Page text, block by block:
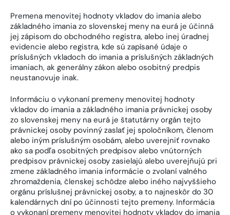
Premena menovitej hodnoty vkladov do imania alebo
základného imania zo slovenskej meny na eurá je účinná
jej zápisom do obchodného registra, alebo inej úradnej
evidencie alebo registra, kde sú zapísané údaje o
príslušných vkladoch do imania a príslušných základných
imaniach, ak generálny zákon alebo osobitný predpis
neustanovuje inak.
Informáciu o vykonaní premeny menovitej hodnoty
vkladov do imania a základného imania právnickej osoby
zo slovenskej meny na eurá je štatutárny orgán tejto
právnickej osoby povinný zaslať jej spoločníkom, členom
alebo iným príslušným osobám, alebo uverejniť rovnako
ako sa podľa osobitných predpisov alebo vnútorných
predpisov právnickej osoby zasielajú alebo uverejňujú pri
zmene základného imania informácie o zvolaní valného
zhromaždenia, členskej schôdze alebo iného najvyššieho
orgánu príslušnej právnickej osoby, a to najneskôr do 30
kalendárnych dní po účinnosti tejto premeny. Informácia
o vykonaní premeny menovitej hodnoty vkladov do imania